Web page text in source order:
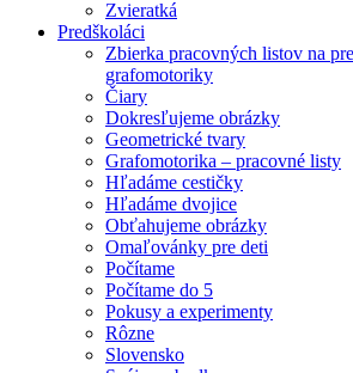
Zvieratká
Predškoláci
Zbierka pracovných listov na
grafomotoriky
Čiary
Dokresľujeme obrázky
Geometrické tvary
Grafomotorika – pracovné listy
Hľadáme cestičky
Hľadáme dvojice
Obťahujeme obrázky
Omaľovánky pre deti
Počítame
Počítame do 5
Pokusy a experimenty
Rôzne
Slovensko